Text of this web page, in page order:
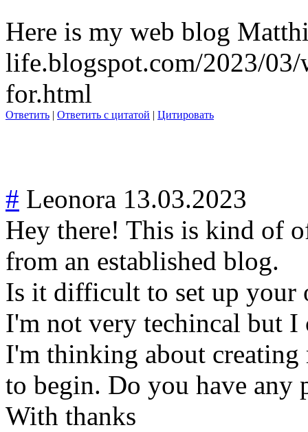
Here is my web blog
life.blogspot.com/2023/
for.html
Ответить | Ответить с цитатой | Цитировать
# Leonora 13.03.2023
Hey there! This is kind of
from an established blog.
Is it difficult to set up your
I'm not very techincal but
I'm thinking about
to begin. Do you have any
With thanks